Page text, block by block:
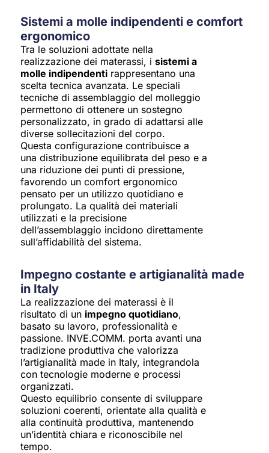
Sistemi a molle indipendenti e comfort
ergonomico
Tra le soluzioni adottate nella
realizzazione dei materassi, i sistemi a
molle indipendenti rappresentano una
scelta tecnica avanzata. Le speciali
tecniche di assemblaggio del molleggio
permettono di ottenere un sostegno
personalizzato, in grado di adattarsi alle
diverse sollecitazioni del corpo.
Questa configurazione contribuisce a
una distribuzione equilibrata del peso e a
una riduzione dei punti di pressione,
favorendo un comfort ergonomico
pensato per un utilizzo quotidiano e
prolungato. La qualità dei materiali
utilizzati e la precisione
dell’assemblaggio incidono direttamente
sull’affidabilità del sistema.
Impegno costante e artigianalità made
in Italy
La realizzazione dei materassi è il
risultato di un impegno quotidiano,
basato su lavoro, professionalità e
passione. INVE.COMM. porta avanti una
tradizione produttiva che valorizza
l’artigianalità made in Italy, integrandola
con tecnologie moderne e processi
organizzati.
Questo equilibrio consente di sviluppare
soluzioni coerenti, orientate alla qualità e
alla continuità produttiva, mantenendo
un’identità chiara e riconoscibile nel
tempo.